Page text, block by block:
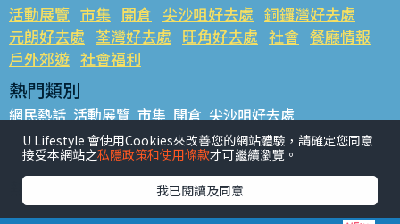
活動展覽 市集 開倉 尖沙咀好去處 銅鑼灣好去處
元朗好去處 荃灣好去處 旺角好去處 社會 餐廳情報
戶外郊遊 社會福利
熱門類別
網民熱話 活動展覽 市集 開倉 尖沙咀好去處
銅鑼灣好去處 元朗好去處 荃灣好去處 旺角好去處 社會
餐廳情報 戶外郊遊
熱門標籤
#UGO搵好去處 #人氣活動推介 #美食社群熱話
U Lifestyle 會使用Cookies來改善您的網站體驗，請確定您同意
接受本網站之私隱政策和使用條款才可繼續瀏覽。
我已閱讀及同意